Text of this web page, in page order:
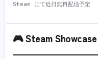
Steam にて近日無料配信予定
🎮Steam Showcase